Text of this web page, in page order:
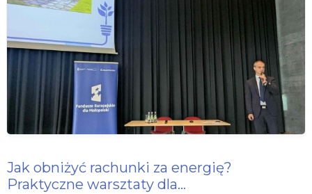
Jak obniżyć rachunki za energię?
Praktyczne warsztaty dla…